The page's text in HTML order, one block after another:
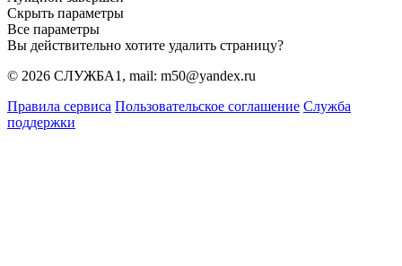
Скрыть параметры
Все параметры
Вы действительно хотите удалить страницу?
© 2026 СЛУЖБА1, mail: m50@yandex.ru
Правила сервиса Пользовательское соглашение Служба
поддержки